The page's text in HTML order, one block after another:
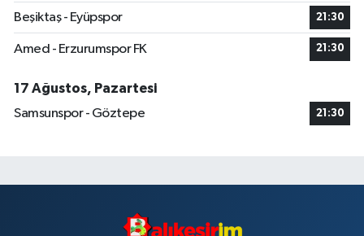
Beşiktaş - Eyüpspor 21:30
Amed - Erzurumspor FK 21:30
17 Ağustos, Pazartesi
Samsunspor - Göztepe
21:30